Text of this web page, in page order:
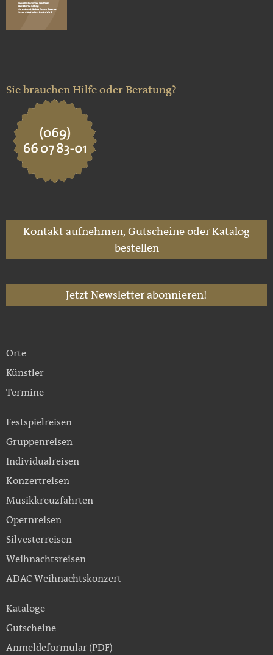
Sie brauchen Hilfe oder Beratung?
Kontakt aufnehmen, Gutscheine oder Katalog
bestellen
Jetzt Newsletter abonnieren!
Orte
Künstler
Termine
Festspielreisen
Gruppenreisen
Individualreisen
Konzertreisen
Musikkreuzfahrten
Opernreisen
Silvesterreisen
Weihnachtsreisen
ADAC Weihnachtskonzert
Kataloge
Gutscheine
Anmeldeformular (PDF)